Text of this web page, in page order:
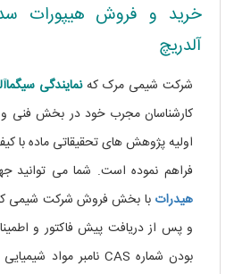
خرید و فروش هیپورات
آلدریچ
شرکت شیمی مرک کهنمایندگی
کارشناسان مجرب خود در بخش فنی
اولیه پژوهش های تحقیقاتی مادهبا
فراهم نموده است. شما می
هیدراتبا بخش فروش شرکت شیمی
و پس از دریافت پیش فاکتور و
بودن شماره CAS نامبر مواد شیمیایی درخواستی اقدام به